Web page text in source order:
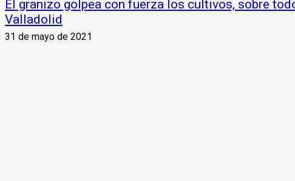
El granizo golpea con fuerza los cultivos, sobre
Valladolid
31 de mayo de 2021